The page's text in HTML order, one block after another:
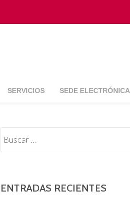
SERVICIOS SEDE ELECTRÓNICA
ENTRADAS RECIENTES